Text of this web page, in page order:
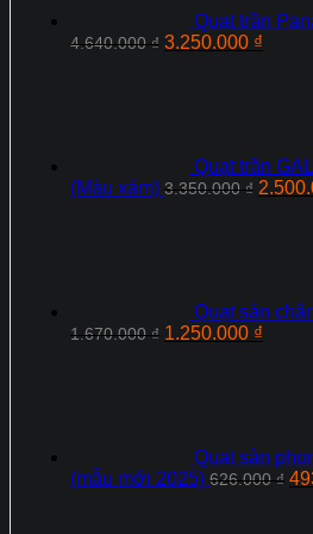
Quạt trần
4.640.000₫ Giá
3.250.000 ₫
Quạt trần
(Màu xám) 3.350.000₫ Giá
Quạt sàn
1.670.000₫ Giá
1.250.000 ₫
Quạt sàn
(mẫu mới 2025) 626.000₫